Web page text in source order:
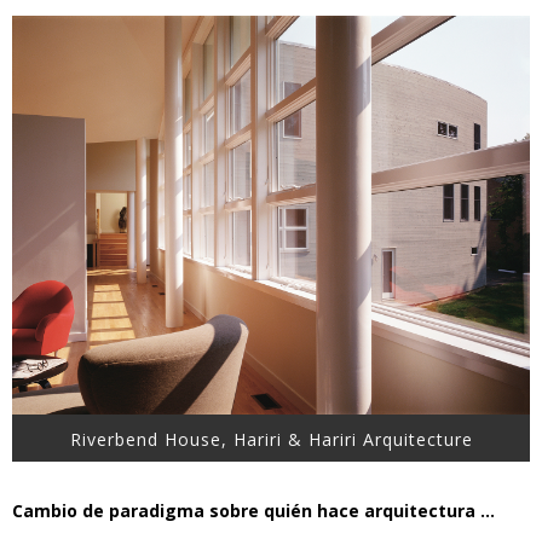
Riverbend House, Hariri & Hariri Arquitecture
Cambio de paradigma sobre quién hace arquitectura …